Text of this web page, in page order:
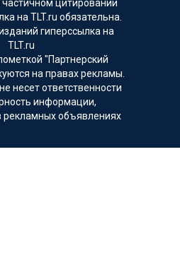
цитировании
на TLT.ru обязательна.
гиперссылка на
TLT.ru
"Партнерский
на правах рекламы.
несет ответственности
информации,
объявлениях